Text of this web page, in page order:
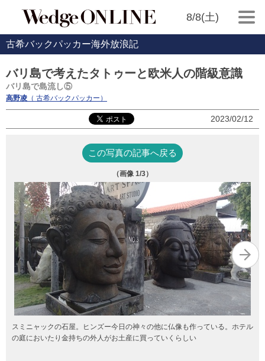
8/8(土)
古希バックパッカー海外放浪記
バリ島で考えたタトゥーと欧米人の階級意識
バリ島で島流し⑤
高野凌 （ 古希バックパッカー）
2023/02/12
この写真の記事へ戻る
（画像 1/3）
スミニャックの石屋。ヒンズー今日の神々の他に仏像も作っている。ホテル
の庭においたり金持ちの外人がお土産に買っていくらしい